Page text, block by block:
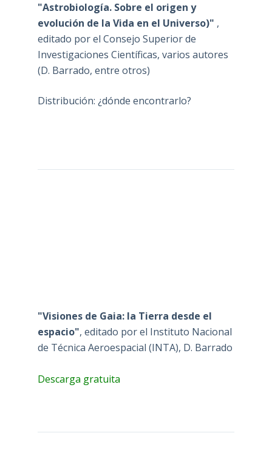
"Astrobiología. Sobre el origen y
evolución de la Vida en el Universo)" ,
editado por el Consejo Superior de
Investigaciones Científicas, varios autores
(D. Barrado, entre otros)
Distribución: ¿dónde encontrarlo?
"Visiones de Gaia: la Tierra desde el
espacio", editado por el Instituto Nacional
de Técnica Aeroespacial (INTA), D. Barrado
Descarga gratuita